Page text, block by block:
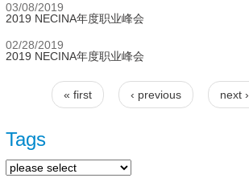
03/08/2019
2019 NECINA年度职业峰会
02/28/2019
2019 NECINA年度职业峰会
Pages
« first ‹ previous next ›
Tags